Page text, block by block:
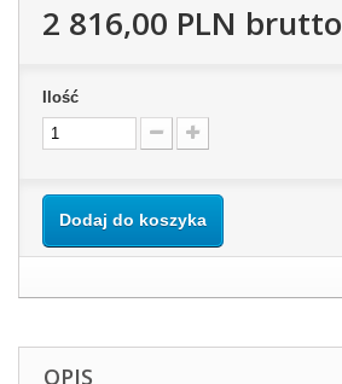
2 816,00 PLN brutto
Ilość
Dodaj do koszyka
OPIS